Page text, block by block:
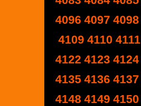
4096 4097 4098
4109 4110 4111
4122 4123 4124
4135 4136 4137
4148 4149 4150